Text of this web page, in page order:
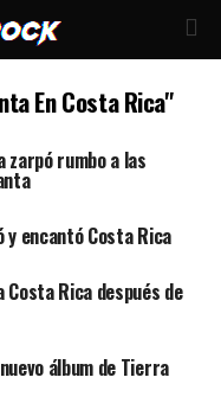
En Costa Rica"
zarpó rumbo a las
encantó Costa Rica
Rica después de
álbum de Tierra